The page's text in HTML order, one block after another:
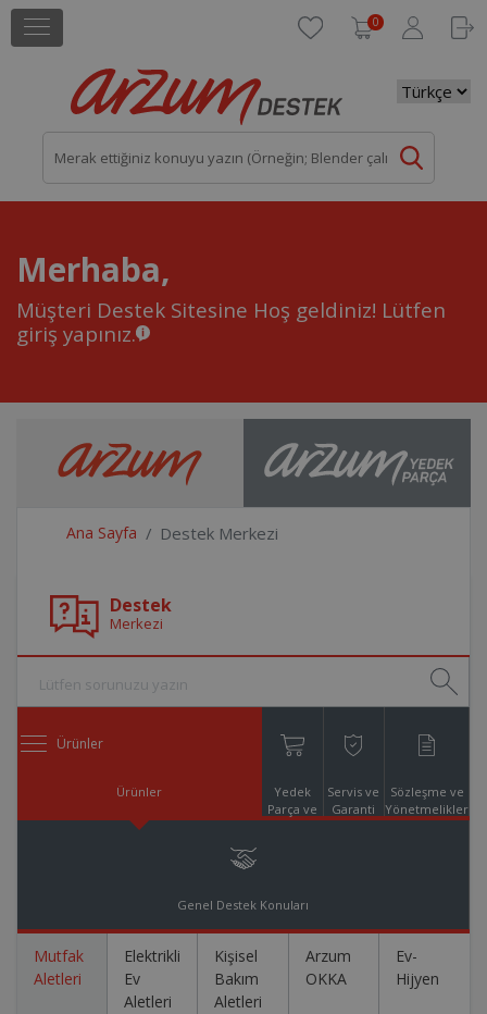
0
Merhaba,
Müşteri Destek Sitesine Hoş geldiniz! Lütfen
giriş yapınız.
Ana Sayfa Destek Merkezi
Destek
Merkezi
Ürünler
Ürünler
Yedek
Parça ve
Servis ve
Garanti
Sözleşme ve
Yönetmelikler
Genel Destek Konuları
Mutfak
Aletleri
Elektrikli
Ev
Aletleri
Kişisel
Bakım
Aletleri
Arzum
OKKA
Ev-
Hijyen